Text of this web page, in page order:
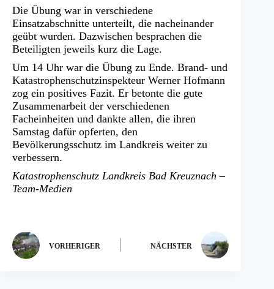
Die Übung war in verschiedene
Einsatzabschnitte unterteilt, die nacheinander
geübt wurden. Dazwischen besprachen die
Beteiligten jeweils kurz die Lage.
Um 14 Uhr war die Übung zu Ende. Brand- und
Katastrophenschutzinspekteur Werner Hofmann
zog ein positives Fazit. Er betonte die gute
Zusammenarbeit der verschiedenen
Facheinheiten und dankte allen, die ihren
Samstag dafür opferten, den
Bevölkerungsschutz im Landkreis weiter zu
verbessern.
Katastrophenschutz Landkreis Bad Kreuznach –
Team-Medien
VORHERIGER NÄCHSTER